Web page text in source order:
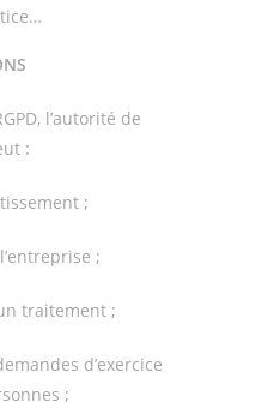
l’autorité de
:
;
;
traitement ;
d’exercice
;